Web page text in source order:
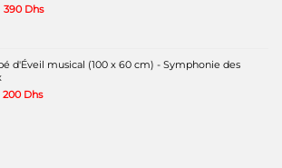
Le
600 Dhs.
390 DhsLe
390 Dhs.
d'Éveil musical (100 x 60 cm) - Symphonie des
Le
200 DhsLe